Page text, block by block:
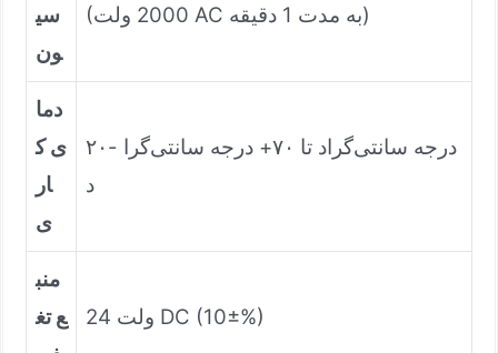
سی
ون
(2000 ولت AC به مدت 1 دقیقه)
دما
ی ک
ار
ی
۲۰- درجه سانتی‌گراد تا ۷۰+ درجه سانتی‌گرا
د
منب
ع تغ
24 ولت DC (10±%)